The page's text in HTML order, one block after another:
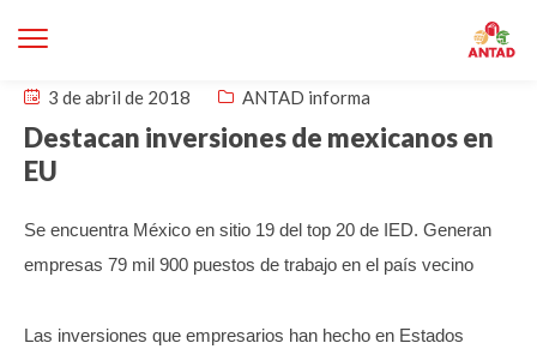
3 de abril de 2018 ANTAD informa
Destacan inversiones de mexicanos en
EU
Se encuentra México en sitio 19 del top 20 de IED. Generan
empresas 79 mil 900 puestos de trabajo en el país vecino
Las inversiones que empresarios han hecho en Estados